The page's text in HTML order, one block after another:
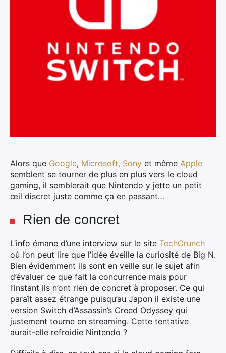
Alors que Google, Microsoft, Sony et même Apple
semblent se tourner de plus en plus vers le cloud
gaming, il semblerait que Nintendo y jette un petit
œil discret juste comme ça en passant…
Rien de concret
L’info émane d’une interview sur le site TechCrunch
où l’on peut lire que l’idée éveille la curiosité de Big N.
Bien évidemment ils sont en veille sur le sujet afin
d’évaluer ce que fait la concurrence mais pour
l’instant ils n’ont rien de concret à proposer. Ce qui
paraît assez étrange puisqu’au Japon il existe une
version Switch d’Assassin’s Creed Odyssey qui
justement tourne en streaming. Cette tentative
aurait-elle refroidie Nintendo ?